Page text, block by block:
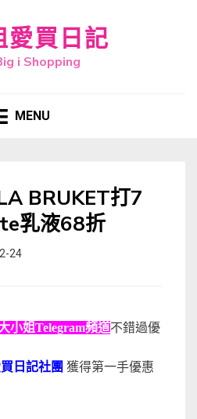
愛買日記
i Shopping
MENU
BRUKET打7
乳液68折
24
小姐Telegram頻道不錯過優
日記社團 獲得第一手優惠